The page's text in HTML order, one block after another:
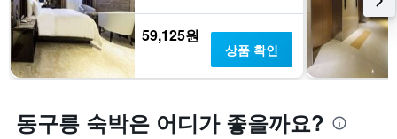
59,125원
상품 확인
동구릉 숙박은 어디가 좋을까요?